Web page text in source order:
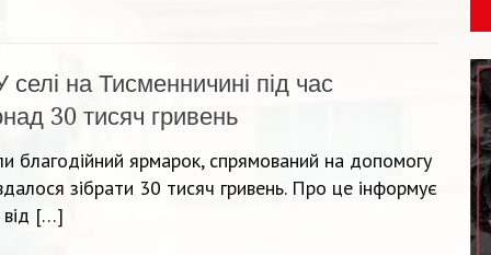
селі на Тисменничині під час
30 тисяч гривень
благодійний ярмарок, спрямований на допомогу
зібрати 30 тисяч гривень. Про це інформує
від […]